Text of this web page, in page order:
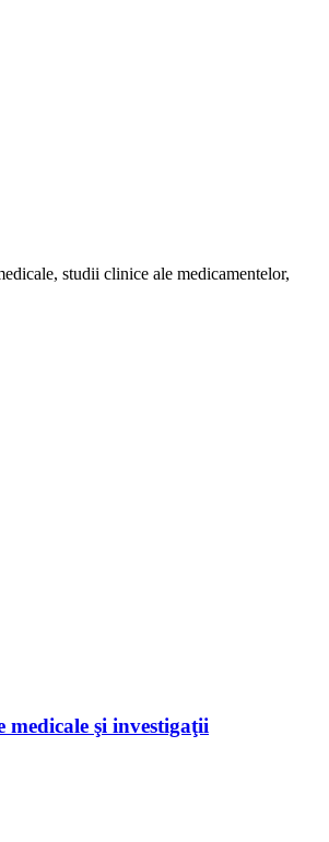
studii clinice ale medicamentelor,
medicale şi investigaţii